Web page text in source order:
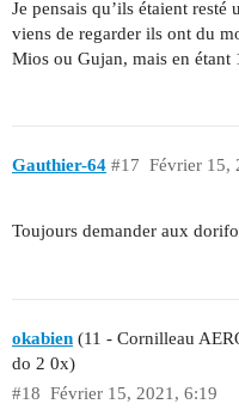
Je pensais qu’ils étaient
viens de regarder ils ont du
Mios ou Gujan, mais en étant
Gauthier-64 Février 15,
#17
Toujours demander aux
okabien (11 - Cornilleau
do 2 0x)
Février 15, 2021, 6:19
#18